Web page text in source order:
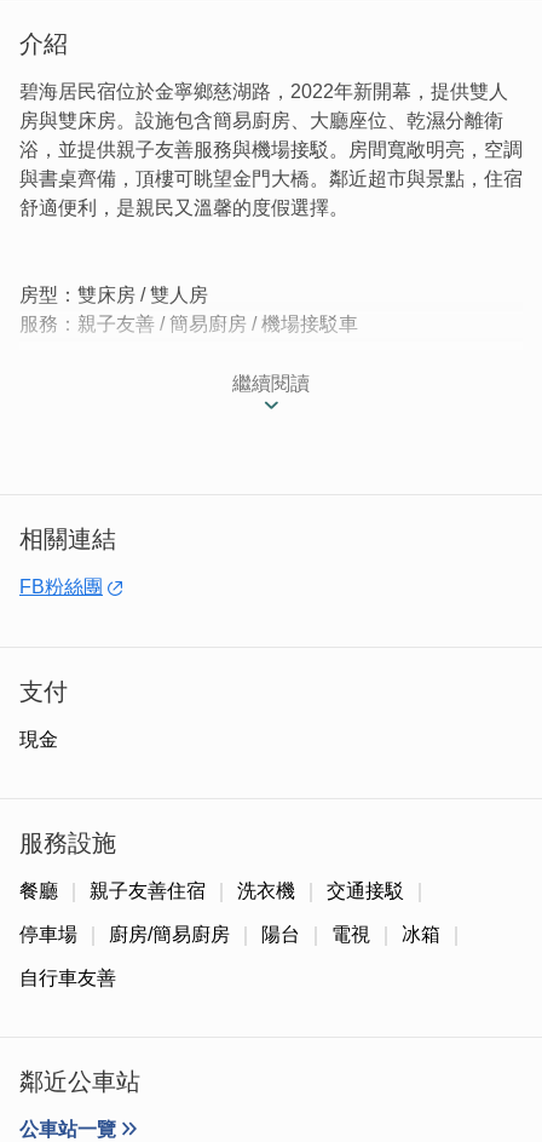
介紹
碧海居民宿位於金寧鄉慈湖路，2022年新開幕，提供雙人
房與雙床房。設施包含簡易廚房、大廳座位、乾濕分離衛
浴，並提供親子友善服務與機場接駁。房間寬敞明亮，空調
與書桌齊備，頂樓可眺望金門大橋。鄰近超市與景點，住宿
舒適便利，是親民又溫馨的度假選擇。
房型：雙床房 / 雙人房
服務：親子友善 / 簡易廚房 / 機場接駁車
| 金門親民舒適的度假新選擇 |
碧海居民宿位於金寧鄉慈湖路，是一家於2022年新開幕的
一踏進大廳，便可感受到古典風格的氛圍，並看到飲水機與
冰箱等設施，供旅客使用。
繼續閱讀
相關連結
FB粉絲團
支付
現金
服務設施
餐廳 親子友善住宿 洗衣機 交通接駁
停車場 廚房/簡易廚房 陽台 電視 冰箱
自行車友善
鄰近公車站
公車站一覽